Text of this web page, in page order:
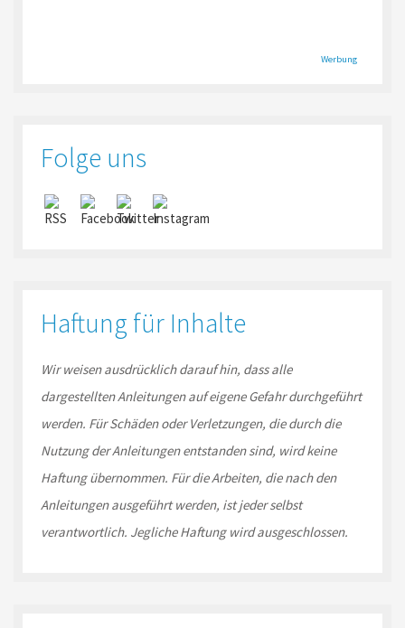
Werbung
Folge uns
Haftung für Inhalte
Wir weisen ausdrücklich darauf hin, dass alle
dargestellten Anleitungen auf eigene Gefahr durchgeführt
werden. Für Schäden oder Verletzungen, die durch die
Nutzung der Anleitungen entstanden sind, wird keine
Haftung übernommen. Für die Arbeiten, die nach den
Anleitungen ausgeführt werden, ist jeder selbst
verantwortlich. Jegliche Haftung wird ausgeschlossen.